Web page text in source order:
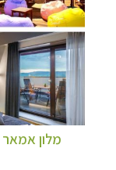
מלון אמאר